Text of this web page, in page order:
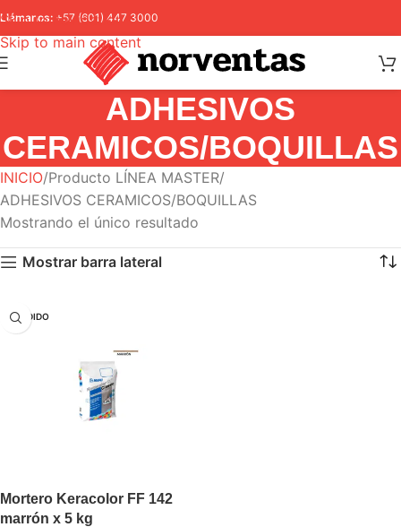
Skip to navigation
Skip to main content
Llámanos: +57 (601) 447 3000
ADHESIVOS
CERAMICOS/BOQUILLAS
INICIO Producto LÍNEA MASTER
ADHESIVOS CERAMICOS/BOQUILLAS
Mostrando el único resultado
Mostrar barra lateral
VENDIDO
Mortero Keracolor FF 142
marrón x 5 kg